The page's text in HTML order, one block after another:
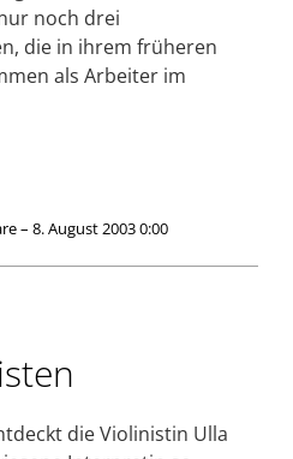
noch drei
die in ihrem früheren
als Arbeiter im
– 8. August 2003 0:00
die Violinistin Ulla